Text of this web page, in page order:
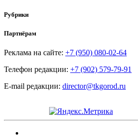
Рубрики
Партнёрам
Реклама на сайте: +7 (950) 080-02-64
Телефон редакции: +7 (902) 579-79-91
E-mail редакции: director@tkgorod.ru